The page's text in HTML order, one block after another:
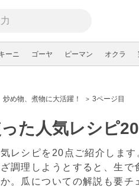
ーニ ゴーヤ ピーマン オクラ
炒め物、煮物に大活躍！ 3ページ目
った人気レシピ
気レシピを20点ご紹介しま
調理しようとすると、生
。瓜についての解説も要チ